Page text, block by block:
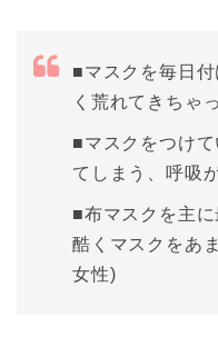
■マスクを毎日
く荒れてきちゃ
■マスクをつけ
てしまう、呼吸
■布マスクを主
酷くマスクをあ
女性)